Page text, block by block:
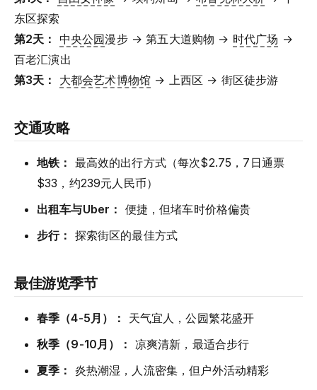
东区探索
第2天： 中央公园漫步 → 第五大道购物 → 时代广场 →
百老汇演出
第3天：
大都会艺术博物馆 → 上西区 → 街区徒步游
交通攻略
地铁： 最高效的出行方式（每次$2.75，7日通票
$33，约239元人民币）
出租车与Uber： 便捷，但堵车时价格偏贵
步行： 探索街区的最佳方式
最佳游览季节
春季（4-5月）：
天气宜人，公园繁花盛开
秋季（9-10月）： 凉爽清新，最适合步行
夏季： 炎热潮湿，人流密集，但户外活动精彩